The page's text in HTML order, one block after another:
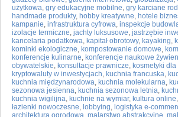
użytkowa, gry edukacyjne mobilne, gry karciane
handmade produkty, hobby kreatywne, hotele
kampanie, infrastruktura cyfrowa, inspekcje
izolacje termiczne, jachty luksusowe, jastrzębie
kancelaria podatkowa, kapitał obrotowy, kayaking,
kominki ekologiczne, kompostowanie domowe,
konferencje kulinarne, konferencje naukowe
obywatelskie, konsultacje prawnicze, kosmetyki
kryptowaluty w inwestycjach, kuchnia francuska,
kuchnia międzynarodowa, kuchnia molekularna,
sezonowa jesienna, kuchnia sezonowa letnia,
kuchnia wigilijna, kuchnie na wymiar, kultura online,
łazienki nowoczesne, lobbying, logistyka e-
architektura ogrodowa, malarstwo abstrakcyjne,